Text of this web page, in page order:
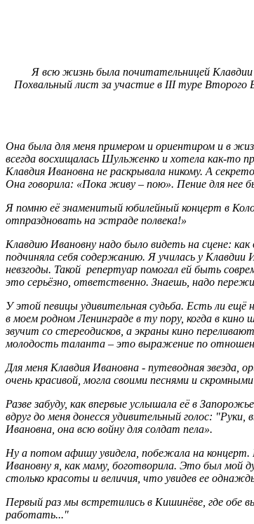
Я всю жизнь была почитательницей
Похвальный лист за участие в III туре Второго
Она была для меня примером и ориентиром и в
всегда восхищалась Шульженко и хотела как-то
Клавдия Ивановна не раскрывала никому. А
Она говорила: «Пока живу – пою». Пение для нее
Я помню её знаменитый юбилейный концерт в
отпраздновать на эстраде полвека!»
Клавдию Ивановну надо было видеть на сцене: как
подчиняла себя содержанию. Я училась у
невзгоды. Такой репертуар помогал ей быть
это серьёзно, ответственно. Знаешь, надо
У этой певицы удивительная судьба. Есть ли ещё
в моем родном Ленинграде в ту пору, когда в
звучит со стереодисков, а экраны кино
молодость таланта – это выражение по
Для меня Клавдия Ивановна - путеводная звезда,
очень красивой, могла своими песнями и
Разве забуду, как впервые услышала её в
вдруг до меня донесся удивительный голос:
Ивановна, она всю войну для солдат пела».
Ну а потом афишу увидела, побежала на концерт.
Ивановну я, как маму, боготворила. Это был мой
столько красоты и величия, что увидев ее
Первый раз мы встретились в Кишинёве, где
работать..."